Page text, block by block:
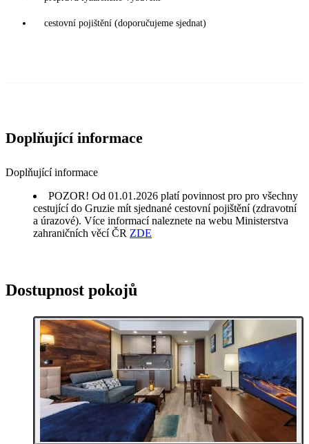
cestovní pojištění (doporučujeme sjednat)
Doplňující informace
Doplňující informace
POZOR! Od 01.01.2026 platí povinnost pro pro všechny
cestující do Gruzie mít sjednané cestovní pojištění (zdravotní
a úrazové). Více informací naleznete na webu Ministerstva
zahraničních věcí ČR ZDE
Dostupnost pokojů